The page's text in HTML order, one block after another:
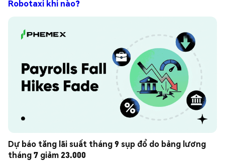
Robotaxi khi nào?
Dự báo tăng lãi suất tháng 9 sụp đổ do bảng lương
tháng 7 giảm 23.000